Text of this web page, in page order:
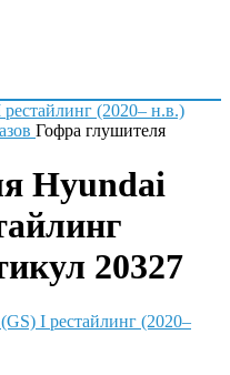
рестайлинг (2020– н.в.)
Гофра глушителя
Hyundai
20327